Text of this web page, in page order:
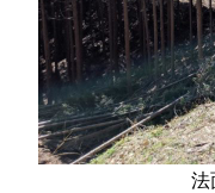
法